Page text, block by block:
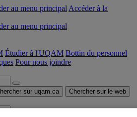
au menu principal Accéder à la
au menu principal
Étudier à l'UQAM Bottin du personnel
Pour nous joindre
sur uqam.ca Chercher sur le web